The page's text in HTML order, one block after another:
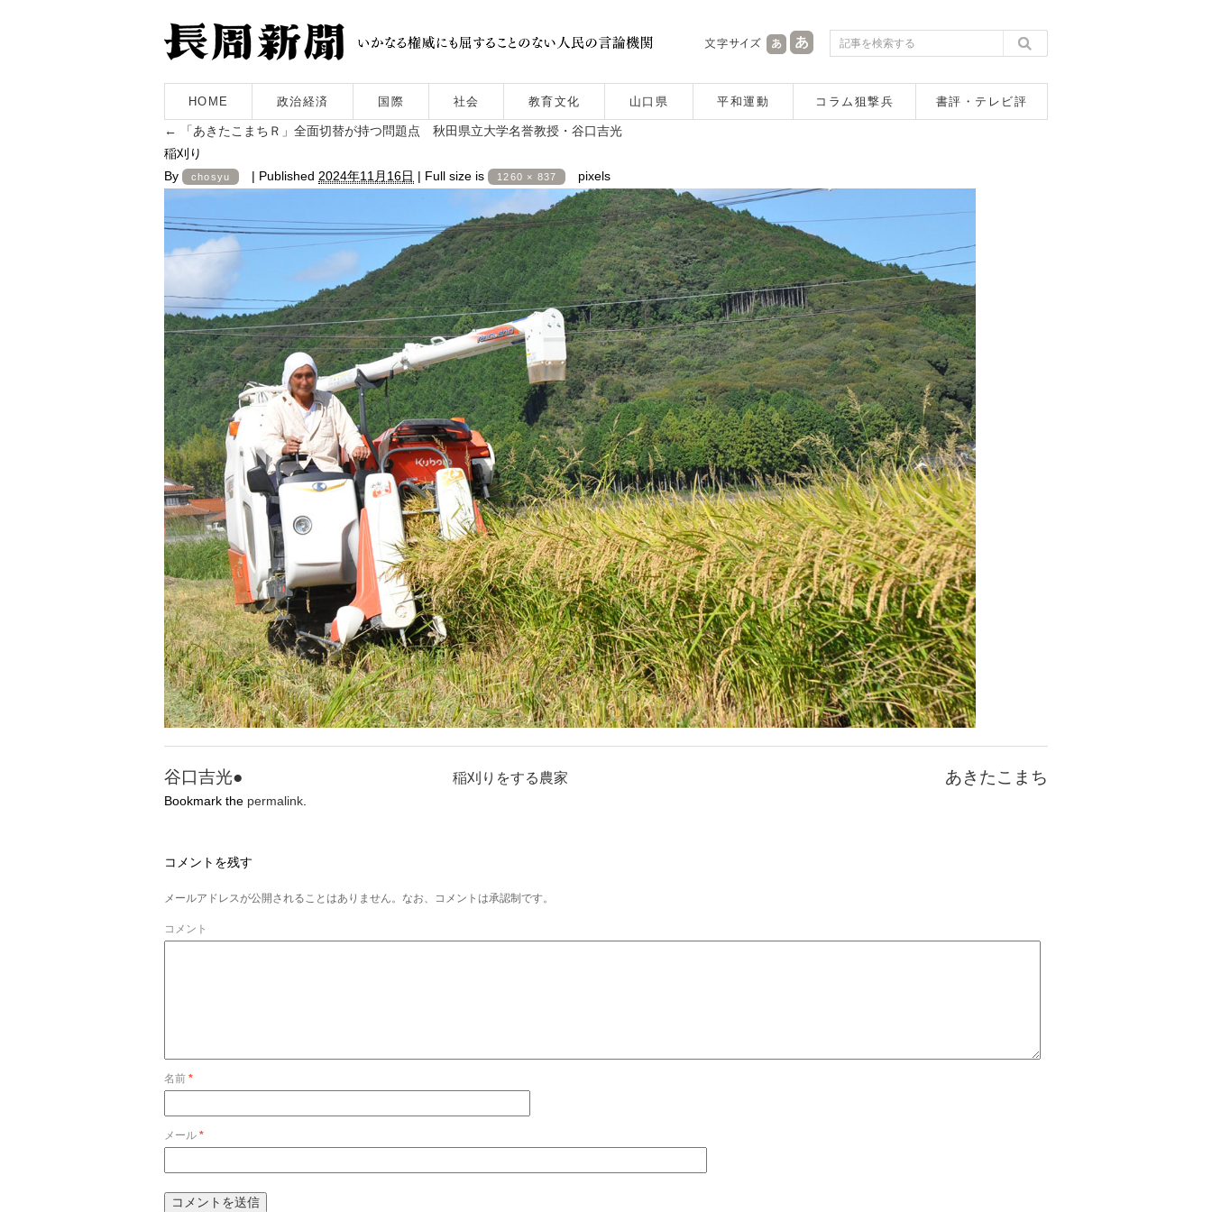
HOME 政治経済 国際 社会 教育文化 山口県 平和運動 コラム狙撃兵 書評・テレビ評
←
「あきたこまちＲ」全面切替が持つ問題点 秋田県立大学名誉教授・谷口吉光
稲刈り
By
chosyu | Published 2024年11月16日 | Full size is 1260 × 837 pixels
谷口吉光● あきたこまち
稲刈りをする農家
Bookmark the permalink
コメントを残す
メールアドレスが公開されることはありません。なお、コメントは承認制です。
コメント
名前 *
メール *